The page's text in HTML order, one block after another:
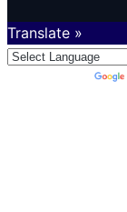
Translate »